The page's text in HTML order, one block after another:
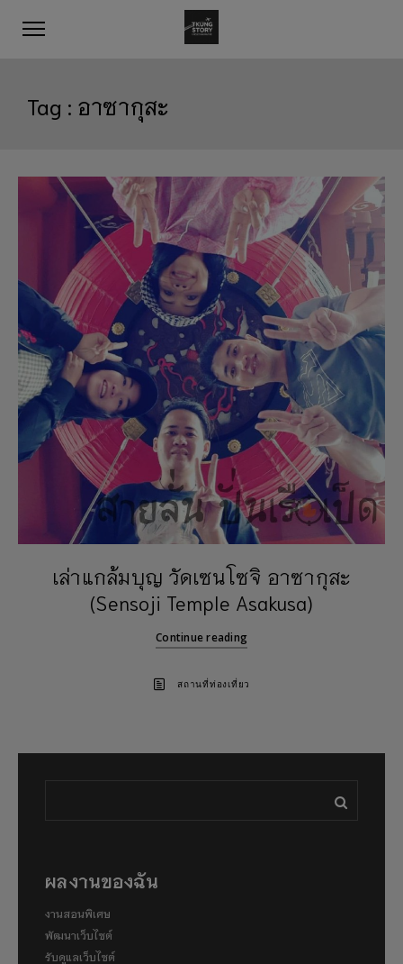
Tag : อาซากุสะ
เล่าแกล้มบุญ วัดเซนโซจิ อาซากุสะ
(Sensoji Temple Asakusa)
Continue reading
สถานที่ท่องเที่ยว
ผลงานของฉัน
งานสอนพิเศษ
พัฒนาเว็บไซต์
รับดูแลเว็บไซต์